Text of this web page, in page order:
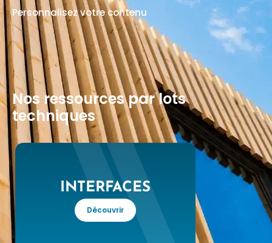
Personnalisez votre contenu
Nos ressources par lots
techniques
INTERFACES
Découvrir